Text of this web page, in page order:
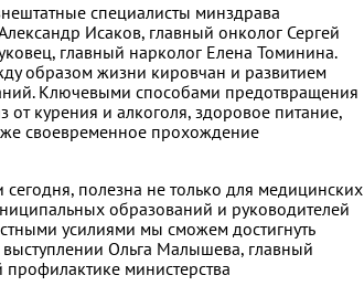
специалисты минздрава
Исаков, главный онколог Сергей
главный нарколог Елена Томинина.
образом жизни кировчан и развитием
Ключевыми способами предотвращения
от курения и алкоголя, здоровое питание,
своевременное прохождение
полезна не только для медицинских
образований и руководителей
усилиями мы сможем достигнуть
Ольга Малышева, главный
министерства